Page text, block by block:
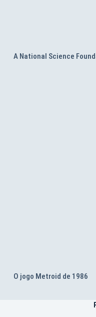
A National Science
O jogo Metroid de 1986